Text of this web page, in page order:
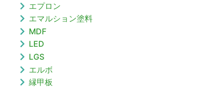
エプロン
エマルション塗料
MDF
LED
LGS
エルボ
縁甲板